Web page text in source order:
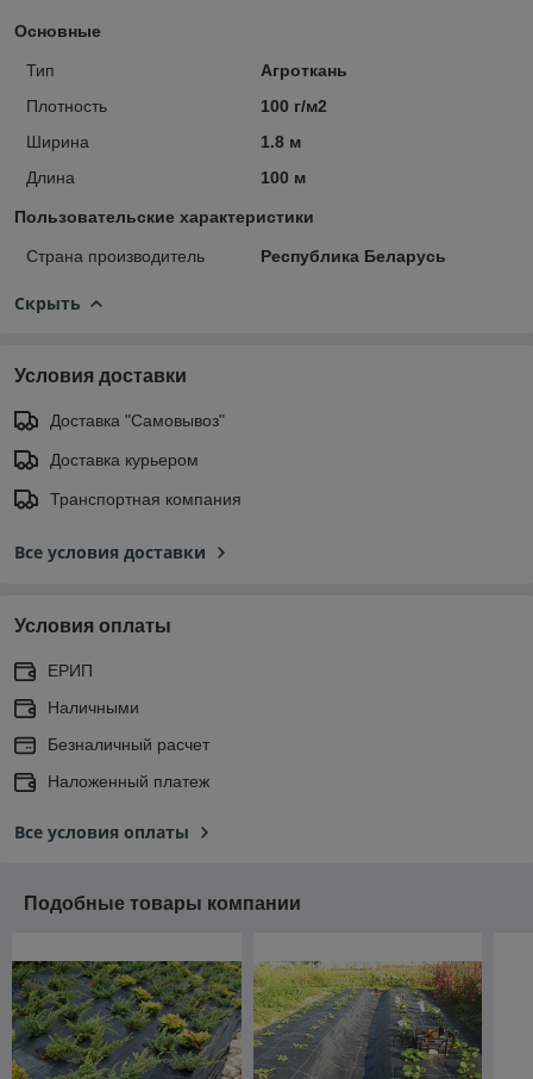
Основные
Тип
Агроткань
Плотность
100 г/м2
Ширина
1.8 м
Длина
100 м
Пользовательские характеристики
Страна производитель Республика Беларусь
Скрыть
Условия доставки
Доставка "Самовывоз"
Доставка курьером
Транспортная компания
Все условия доставки
Условия оплаты
ЕРИП
Наличными
Безналичный расчет
Наложенный платеж
Все условия оплаты
Подобные товары компании